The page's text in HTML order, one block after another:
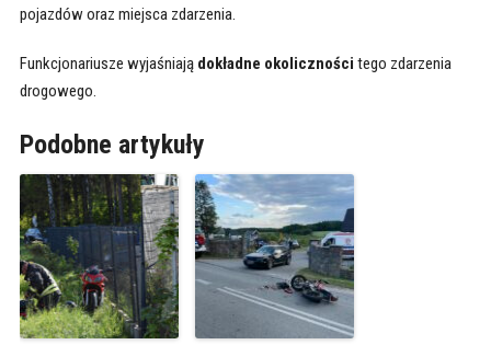
pojazdów oraz miejsca zdarzenia.
Funkcjonariusze wyjaśniają dokładne okoliczności tego zdarzenia
drogowego.
Podobne artykuły